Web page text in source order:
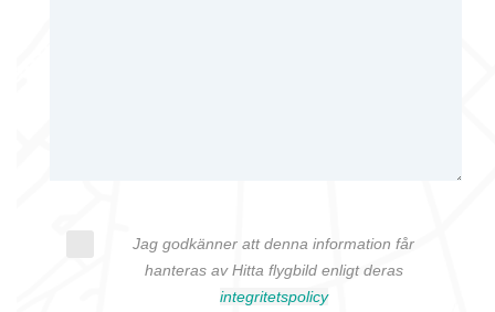
Jag godkänner att denna information får
hanteras av Hitta flygbild enligt deras
integritetspolicy